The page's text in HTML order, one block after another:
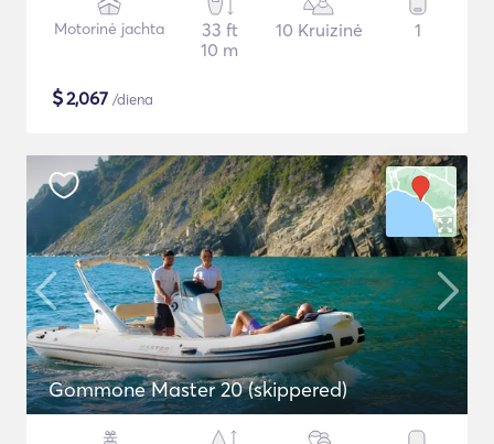
Motorinė jachta
33 ft
10 m
10 Kruizinė 1
$2,067 /diena
Gommone Master 20 (skippered)